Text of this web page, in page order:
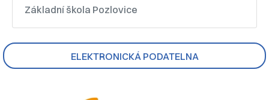
ELEKTRONICKÁ PODATELNA
Základní škola Pozlovice